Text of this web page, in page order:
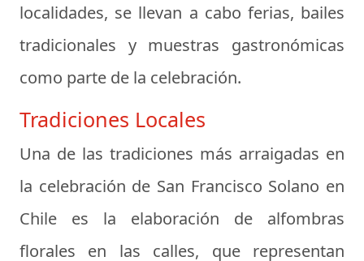
localidades, se llevan a cabo ferias, bailes
tradicionales y muestras gastronómicas
como parte de la celebración.
Tradiciones Locales
Una de las tradiciones más arraigadas en
la celebración de San Francisco Solano en
Chile es la elaboración de alfombras
florales en las calles, que representan